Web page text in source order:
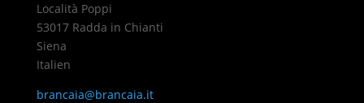
Località Poppi
53017 Radda in Chianti
Siena
Italien
brancaia@brancaia.it